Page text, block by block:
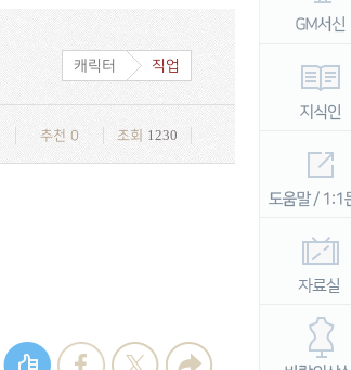
캐릭터 직업
조회1230
추천0